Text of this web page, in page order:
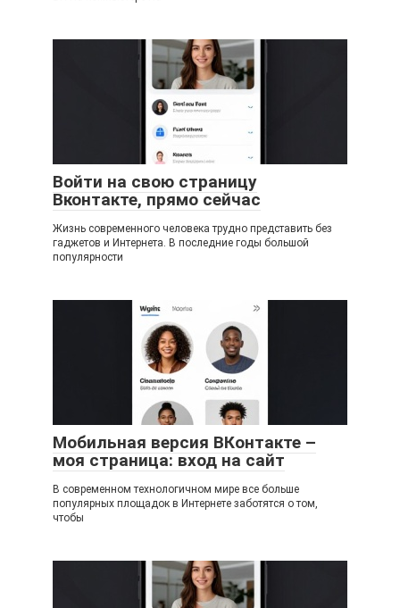
Войти на свою страницу
Вконтакте, прямо сейчас
Жизнь современного человека трудно представить без
гаджетов и Интернета. В последние годы большой
популярности
Мобильная версия ВКонтакте –
моя страница: вход на сайт
В современном технологичном мире все больше
популярных площадок в Интернете заботятся о том,
чтобы